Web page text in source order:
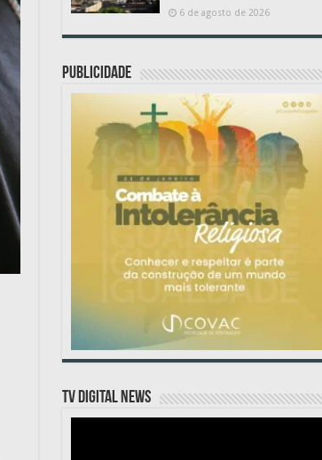
6 de agosto de 2026
PUBLICIDADE
TV DIGITAL NEWS